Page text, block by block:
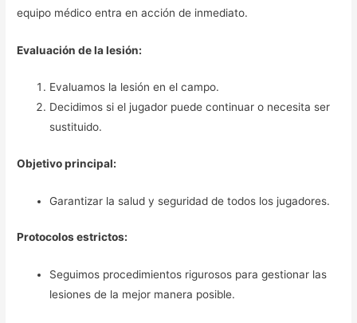
equipo médico entra en acción de inmediato.
Evaluación de la lesión:
Evaluamos la lesión en el campo.
Decidimos si el jugador puede continuar o necesita ser
sustituido.
Objetivo principal:
Garantizar la salud y seguridad de todos los jugadores.
Protocolos estrictos:
Seguimos procedimientos rigurosos para gestionar las
lesiones de la mejor manera posible.